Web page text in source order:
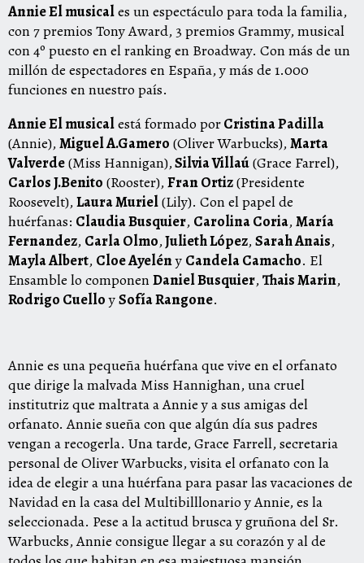
Annie El musicales un espectáculo para toda la familia,
con 7 premios Tony Award, 3 premios Grammy, musical
con 4º puesto en el ranking en Broadway. Con más de un
millón de espectadores en España, y más de 1.000
funciones en nuestro país.
Annie El musicalestá formado porCristina Padilla
(Annie),Miguel A.Gamero (Oliver Warbucks),Marta
Valverde(Miss Hannigan),Silvia Villaú(Grace Farrel),
Carlos J.Benito (Rooster),Fran Ortiz(Presidente
Roosevelt),Laura Muriel(Lily). Con el papel de
huérfanas: Claudia Busquier, Carolina Coria,María
Fernandez, Carla Olmo,Julieth López,Sarah Anais,
Mayla Albert, Cloe Ayelény Candela Camacho. El
Ensamble lo componenDaniel Busquier,Thais Marin,
Rodrigo CuelloySofía Rangone.
Annie es una pequeña huérfana que vive en el orfanato
que dirige la malvada Miss Hannighan, una cruel
institutriz que maltrata a Annie y a sus amigas del
orfanato. Annie sueña con que algún día sus padres
vengan a recogerla. Una tarde, Grace Farrell, secretaria
personal de Oliver Warbucks, visita el orfanato con la
idea de elegir a una huérfana para pasar las vacaciones de
Navidad en la casa del Multibilllonario y Annie, es la
seleccionada. Pese a la actitud brusca y gruñona del Sr.
Warbucks, Annie consigue llegar a su corazón y al de